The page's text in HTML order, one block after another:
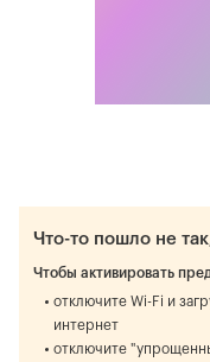
Что-то пошло не
Чтобы активировать
отключите Wi-Fi и
интернет
отключите